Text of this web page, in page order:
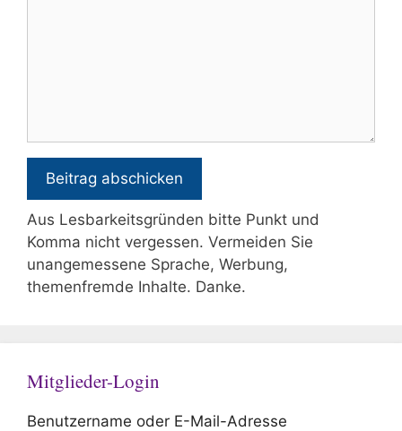
Aus Lesbarkeitsgründen bitte Punkt und
Komma nicht vergessen. Vermeiden Sie
unangemessene Sprache, Werbung,
themenfremde Inhalte. Danke.
Mitglieder-Login
Benutzername oder E-Mail-Adresse